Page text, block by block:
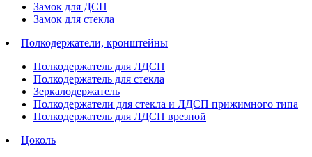
Замок для ДСП
Замок для стекла
Полкодержатели, кронштейны
Полкодержатель для ЛДСП
Полкодержатель для стекла
Зеркалодержатель
Полкодержатели для стекла и ЛДСП прижимного типа
Полкодержатель для ЛДСП врезной
Цоколь